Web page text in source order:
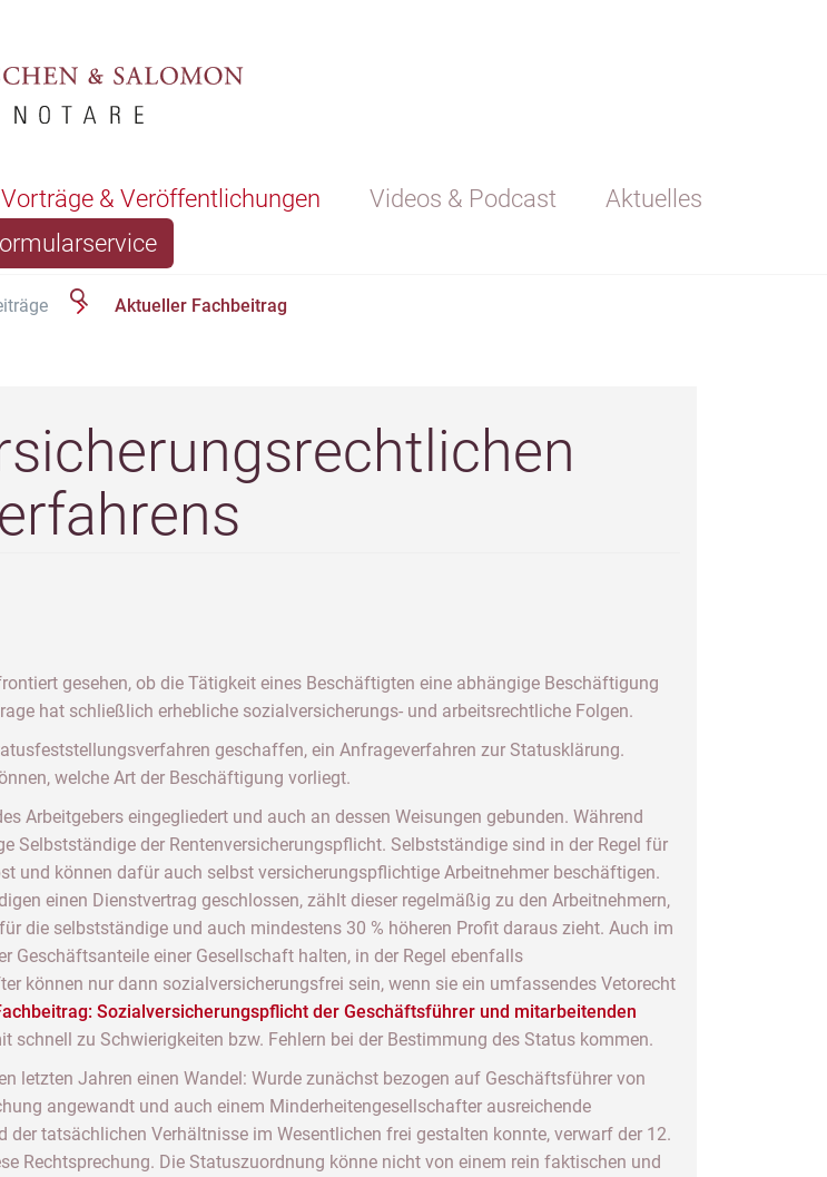
Vorträge & Veröffentlichungen Videos & Podcast
Aktuelles
Aktueller Fachbeitrag
gesehen, ob die Tätigkeit eines Beschäftigten eine abhängige Beschäftigung
hat schließlich erhebliche sozialversicherungs- und arbeitsrechtliche Folgen.
geschaffen, ein Anfrageverfahren zur Statusklärung.
welche Art der Beschäftigung vorliegt.
Arbeitgebers eingegliedert und auch an dessen Weisungen gebunden. Während
der Rentenversicherungspflicht. Selbstständige sind in der Regel für
und können dafür auch selbst versicherungspflichtige Arbeitnehmer beschäftigen.
einen Dienstvertrag geschlossen, zählt dieser regelmäßig zu den Arbeitnehmern,
die selbstständige und auch mindestens 30 % höheren Profit daraus zieht. Auch im
Geschäftsanteile einer Gesellschaft halten, in der Regel ebenfalls
können nur dann sozialversicherungsfrei sein, wenn sie ein umfassendes Vetorecht
Sozialversicherungspflicht der Geschäftsführer und mitarbeitenden
schnell zu Schwierigkeiten bzw. Fehlern bei der Bestimmung des Status kommen.
letzten Jahren einen Wandel: Wurde zunächst bezogen auf Geschäftsführer von
angewandt und auch einem Minderheitengesellschafter ausreichende
tatsächlichen Verhältnisse im Wesentlichen frei gestalten konnte, verwarf der 12.
Rechtsprechung. Die Statuszuordnung könne nicht von einem rein faktischen und